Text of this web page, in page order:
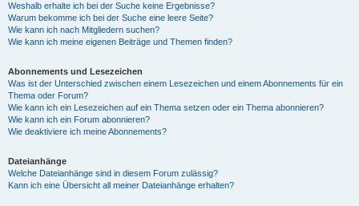
Weshalb erhalte ich bei der Suche keine Ergebnisse?
Warum bekomme ich bei der Suche eine leere Seite?
Wie kann ich nach Mitgliedern suchen?
Wie kann ich meine eigenen Beiträge und Themen finden?
Abonnements und Lesezeichen
Was ist der Unterschied zwischen einem Lesezeichen und einem Abonnements für ein
Thema oder Forum?
Wie kann ich ein Lesezeichen auf ein Thema setzen oder ein Thema abonnieren?
Wie kann ich ein Forum abonnieren?
Wie deaktiviere ich meine Abonnements?
Dateianhänge
Welche Dateianhänge sind in diesem Forum zulässig?
Kann ich eine Übersicht all meiner Dateianhänge erhalten?